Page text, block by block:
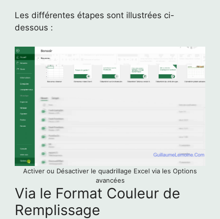
Les différentes étapes sont illustrées ci-
dessous :
Activer ou Désactiver le quadrillage Excel via les Options
avancées
Via le Format Couleur de
Remplissage